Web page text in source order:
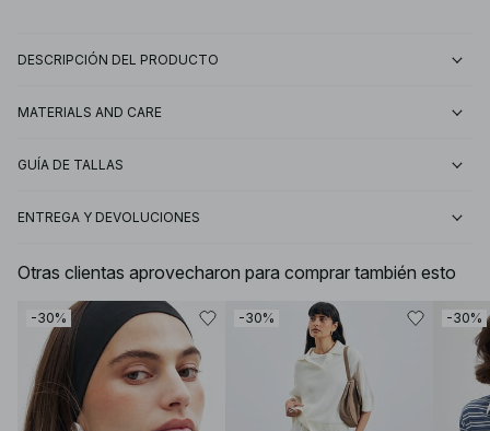
DESCRIPCIÓN DEL PRODUCTO
MATERIALS AND CARE
GUÍA DE TALLAS
ENTREGA Y DEVOLUCIONES
Otras clientas aprovecharon para comprar también esto
-30% -30% -30%